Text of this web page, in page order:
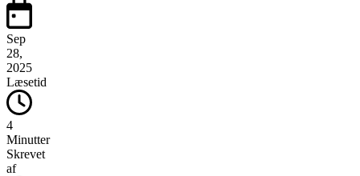
Sep
28,
2025
Læsetid
4
Minutter
Skrevet
af